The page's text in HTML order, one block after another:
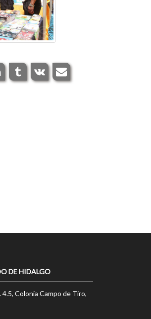
DE HIDALGO
Colonia Campo de Tiro,